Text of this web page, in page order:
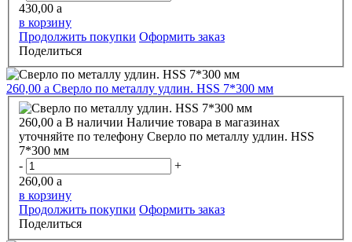
430,00 a
в корзину
Продолжить покупки Оформить заказ
Поделиться
260,00 a Сверло по металлу удлин. HSS 7*300 мм
260,00 a В наличии Наличие товара в магазинах
уточняйте по телефону Сверло по металлу удлин. HSS
7*300 мм
-
+
260,00 a
в корзину
Продолжить покупки Оформить заказ
Поделиться